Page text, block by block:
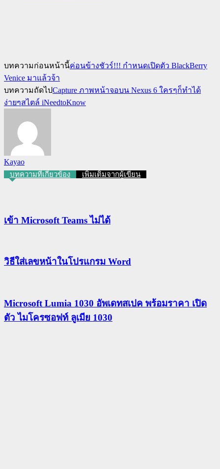
บทความก่อนหน้านี้ค่อนข้างชัวร์!!! กำหนดเปิดตัว BlackBerry
Venice มาแล้วจ้า
บทความถัดไปCapture ภาพหน้าจอบน Nexus 6 ใครๆก็ทำได้
ง่ายๆสไตล์ iNeedtoKnow
Kayao
บทความที่เกี่ยวข้อง เพิ่มเติมจากผู้เขียน
เข้า Microsoft Teams ไม่ได้
วิธีใส่เลขหน้าในโปรแกรม Word
Microsoft Lumia 1030 อัพเดทสเปค พร้อมราคา เปิด
ตัว ไมโครซอฟท์ ลูเมีย 1030